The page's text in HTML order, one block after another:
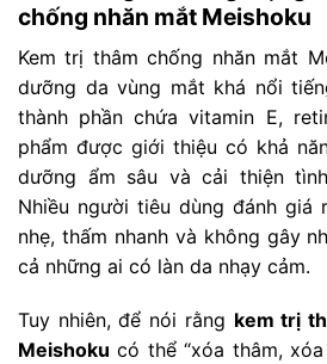
chống nhăn mắt Meishoku
Kem trị thâm chống nhăn mắt
dưỡng da vùng mắt khá nổi
thành phần chứa vitamin E,
phẩm được giới thiệu có khả
dưỡng ẩm sâu và cải thiện
Nhiều người tiêu dùng đánh giá
nhẹ, thấm nhanh và không gây
cả những ai có làn da nhạy cảm.
Tuy nhiên, để nói rằng kem trị
Meishoku có thể “xóa thâm,